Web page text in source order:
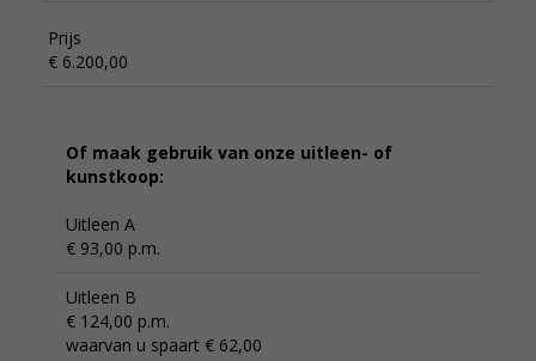
Prijs
€ 6.200,00
Of maak gebruik van onze uitleen- of
kunstkoop:
Uitleen A
€ 93,00 p.m.
Uitleen B
€ 124,00 p.m.
waarvan u spaart € 62,00